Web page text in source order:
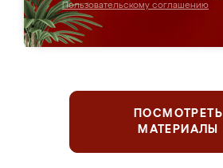
Пользовательскому соглашению
ПОСМОТРЕТЬ
МАТЕРИАЛЫ